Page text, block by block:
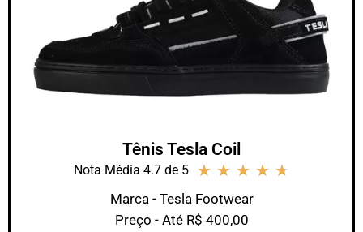
Tênis Tesla Coil
Nota Média 4.7 de 5 ★ ★ ★ ★ ★
Marca - Tesla Footwear
Preço - Até R$ 400,00